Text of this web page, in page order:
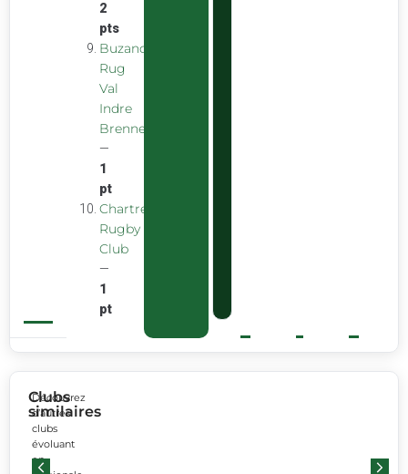
2
pts
Buzancais
Rug
Val
Indre
Brenne
—
1
pt
Chartreuse
Rugby
Club
—
1
pt
Clubs
similaires
Découvrez
d’autres
clubs
évoluant
en